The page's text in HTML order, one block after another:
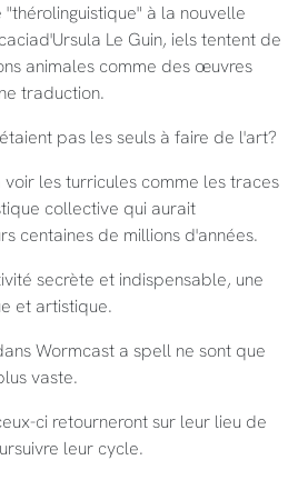
à la nouvelle
Le Guin, iels tentent de
animales comme des œuvres
traduction.
pas les seuls à faire de l'art?
les turricules comme les traces
collective qui aurait
centaines de millions d'années.
secrète et indispensable, une
et artistique.
Wormcast a spell ne sont que
vaste.
ci retourneront sur leur lieu de
leur cycle.